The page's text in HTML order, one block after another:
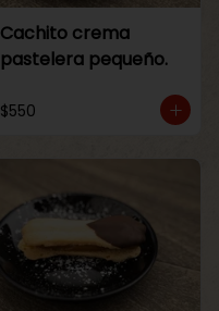
Cachito crema
pastelera pequeño.
$550